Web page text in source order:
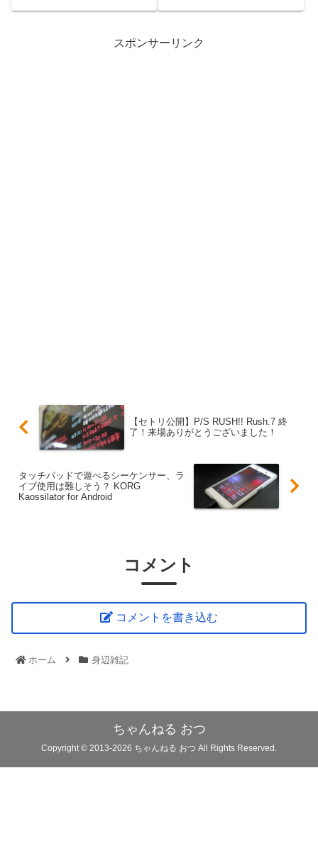
です（白目 「2022年は更新
ぞ」って書いておきながらま
晦日になりました。ビッグみ
年、ひょんなことから継続的
なお仕事いただくなど仕事面
スポンサーリンク
【セトリ公開】P/S RUSH!! Rush.7 終
了！来場ありがとうございました！
タッチパッドで遊べるシーケンサー、ラ
イブ使用は難しそう？ KORG
Kaossilator for Android
コメント
コメントを書き込む
ホーム 身辺雑記
ちゃんねる おつ
Copyright © 2013-2026 ちゃんねる おつ All Rights Reserved.